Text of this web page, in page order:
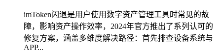
imToken闪退是用户使用数字资产管理工具时常见的故
障，影响资产操作效率，2024年官方推出了系列认可的
修复方案，涵盖多维度解决路径：首先排查设备系统与
APP...